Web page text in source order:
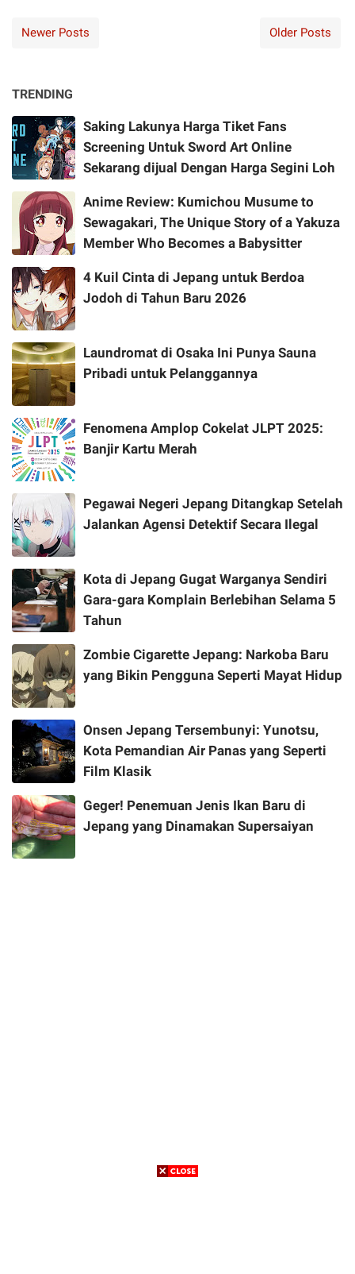
Newer Posts Older Posts
TRENDING
Saking Lakunya Harga Tiket Fans
Screening Untuk Sword Art Online
Sekarang dijual Dengan Harga Segini Loh
Anime Review: Kumichou Musume to
Sewagakari, The Unique Story of a Yakuza
Member Who Becomes a Babysitter
4 Kuil Cinta di Jepang untuk Berdoa
Jodoh di Tahun Baru 2026
Laundromat di Osaka Ini Punya Sauna
Pribadi untuk Pelanggannya
Fenomena Amplop Cokelat JLPT 2025:
Banjir Kartu Merah
Pegawai Negeri Jepang Ditangkap Setelah
Jalankan Agensi Detektif Secara Ilegal
Kota di Jepang Gugat Warganya Sendiri
Gara-gara Komplain Berlebihan Selama 5
Tahun
Zombie Cigarette Jepang: Narkoba Baru
yang Bikin Pengguna Seperti Mayat Hidup
Onsen Jepang Tersembunyi: Yunotsu,
Kota Pemandian Air Panas yang Seperti
Film Klasik
Geger! Penemuan Jenis Ikan Baru di
Jepang yang Dinamakan Supersaiyan